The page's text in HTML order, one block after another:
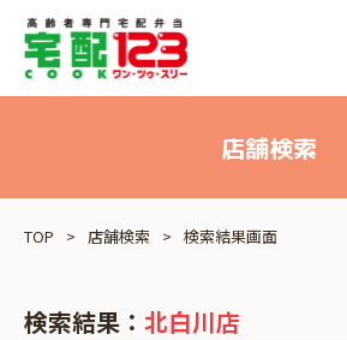
店舗検索
TOP 店舗検索 検索結果画面
検索結果： 北白川店